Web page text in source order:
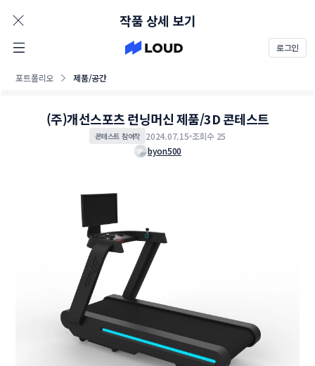
로그인
포트폴리오 제품/공간
작품 상세 보기
(주)개선스포츠 런닝머신 제품/3D 콘테스트
콘테스트 참여작 2024.07.15 조회수 25
byon500